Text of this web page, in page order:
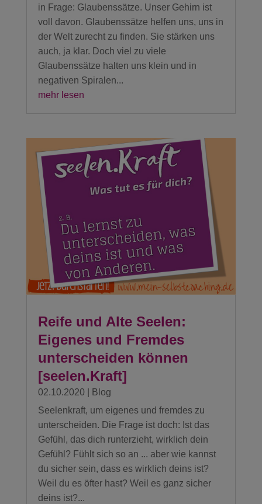
in Frage: Glaubenssätze. Unser Gehirn ist
voll davon. Glaubenssätze helfen uns, uns in
der Welt zurecht zu finden. Sie stärken uns
auch, ja klar. Doch viel zu viele
Glaubenssätze halten uns klein und in
negativen Spiralen...
mehr lesen
Reife und Alte Seelen:
Eigenes und Fremdes
unterscheiden können
[seelen.Kraft]
02.10.2020
Blog
Seelenkraft, um eigenes und fremdes zu
unterscheiden. Die Frage ist doch: Ist das
Gefühl, das dich runterzieht, wirklich dein
Gefühl? Fühlt sich so an ... aber wie kannst
du sicher sein, dass es wirklich deins ist?
Weil du es öfter hast? Weil es ganz sicher
deins ist?...